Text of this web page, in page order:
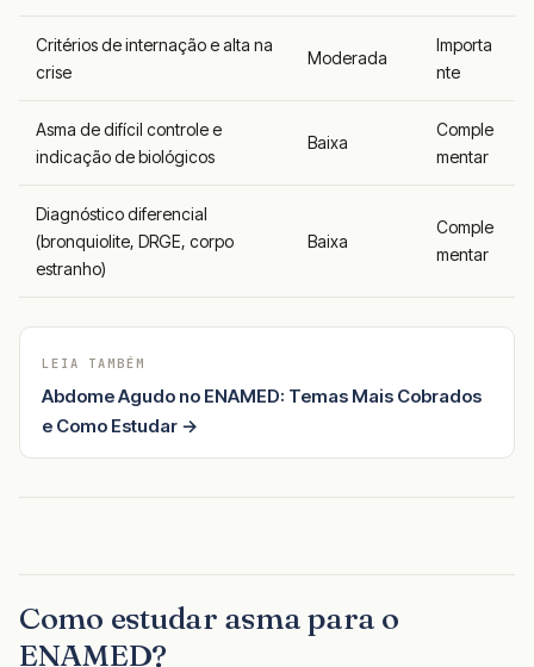
Critérios de internação e alta na
crise
Moderada
Importa
nte
Asma de difícil controle e
indicação de biológicos
Baixa
Comple
mentar
Diagnóstico diferencial
(bronquiolite, DRGE, corpo
estranho)
Baixa
Comple
mentar
LEIA TAMBÉM
Abdome Agudo no ENAMED: Temas Mais Cobrados
e Como Estudar →
Como estudar asma para o
ENAMED?